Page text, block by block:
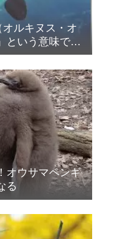
ルキヌス・オ
という意味であ
オウサマペンギ
る